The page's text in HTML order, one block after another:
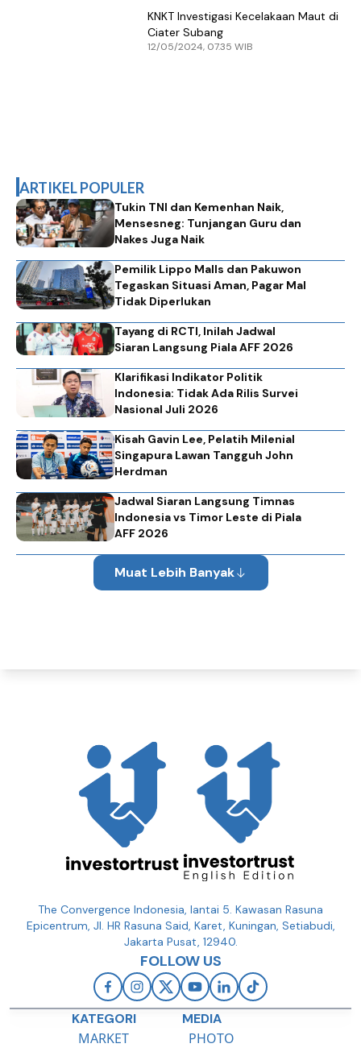
KNKT Investigasi Kecelakaan Maut di
Ciater Subang
12/05/2024, 07.35 WIB
ARTIKEL POPULER
Tukin TNI dan Kemenhan Naik,
Mensesneg: Tunjangan Guru dan
Nakes Juga Naik
Pemilik Lippo Malls dan Pakuwon
Tegaskan Situasi Aman, Pagar Mal
Tidak Diperlukan
Tayang di RCTI, Inilah Jadwal
Siaran Langsung Piala AFF 2026
Klarifikasi Indikator Politik
Indonesia: Tidak Ada Rilis Survei
Nasional Juli 2026
Kisah Gavin Lee, Pelatih Milenial
Singapura Lawan Tangguh John
Herdman
Jadwal Siaran Langsung Timnas
Indonesia vs Timor Leste di Piala
AFF 2026
Muat Lebih Banyak
The Convergence Indonesia, lantai 5. Kawasan Rasuna
Epicentrum, Jl. HR Rasuna Said, Karet, Kuningan, Setiabudi,
Jakarta Pusat, 12940.
FOLLOW US
KATEGORI
MARKET
MEDIA
PHOTO